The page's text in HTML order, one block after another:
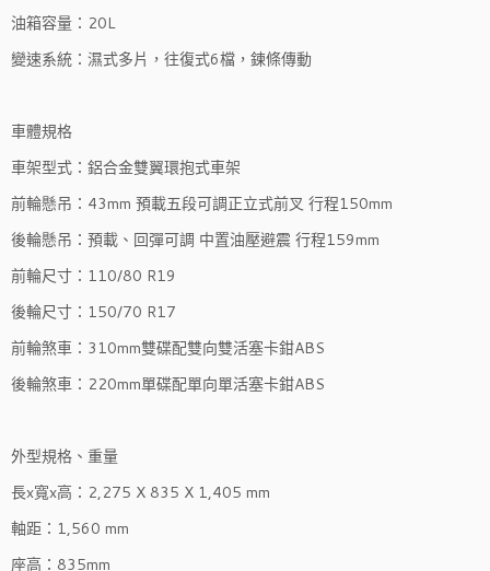
油箱容量：20L
變速系統：濕式多片，往復式6檔，鍊條傳動
車體規格
車架型式：鋁合金雙翼環抱式車架
前輪懸吊：43mm 預載五段可調正立式前叉 行程150mm
後輪懸吊：預載、回彈可調 中置油壓避震 行程159mm
前輪尺寸：110/80 R19
後輪尺寸：150/70 R17
前輪煞車：310mm雙碟配雙向雙活塞卡鉗ABS
後輪煞車：220mm單碟配單向單活塞卡鉗ABS
外型規格、重量
長x寬x高：2,275 X 835 X 1,405 mm
軸距：1,560 mm
座高：835mm